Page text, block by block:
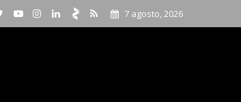
7 agosto, 2026